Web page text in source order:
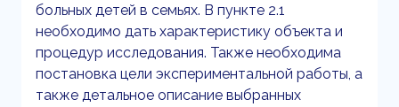
больных детей в семьях. В пункте 2.1
необходимо дать характеристику объекта и
процедур исследования. Также необходима
постановка цели экспериментальной работы, а
также детальное описание выбранных